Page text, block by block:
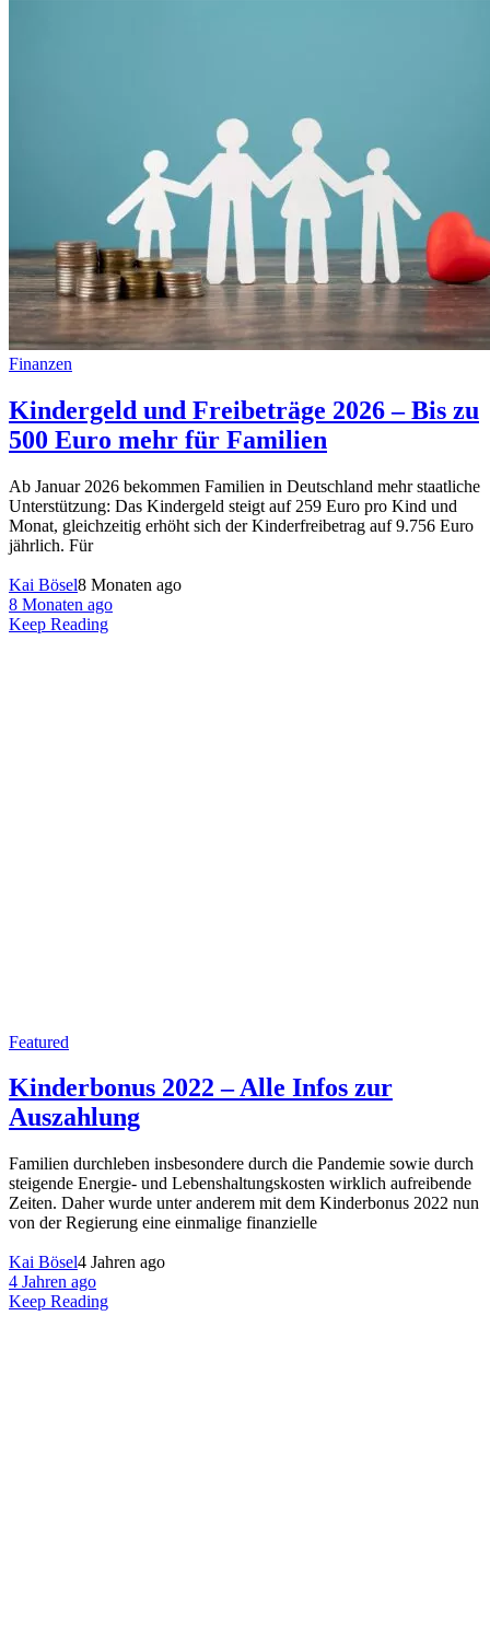
Finanzen
Kindergeld und Freibeträge 2026 – Bis zu
500 Euro mehr für Familien
Ab Januar 2026 bekommen Familien in Deutschland mehr staatliche
Unterstützung: Das Kindergeld steigt auf 259 Euro pro Kind und
Monat, gleichzeitig erhöht sich der Kinderfreibetrag auf 9.756 Euro
jährlich. Für
Kai Bösel8 Monaten ago
8 Monaten ago
Keep Reading
Featured
Kinderbonus 2022 – Alle Infos zur
Auszahlung
Familien durchleben insbesondere durch die Pandemie sowie durch
steigende Energie- und Lebenshaltungskosten wirklich aufreibende
Zeiten. Daher wurde unter anderem mit dem Kinderbonus 2022 nun
von der Regierung eine einmalige finanzielle
Kai Bösel4 Jahren ago
4 Jahren ago
Keep Reading